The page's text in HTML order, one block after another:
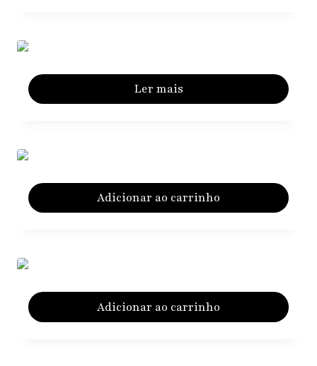
Ler mais
Adicionar ao carrinho
Adicionar ao carrinho